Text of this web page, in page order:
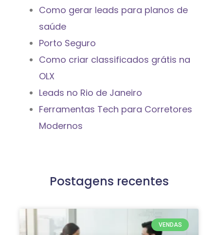
Como gerar leads para planos de
saúde
Porto Seguro
Como criar classificados grátis na
OLX
Leads no Rio de Janeiro
Ferramentas Tech para Corretores
Modernos
Postagens recentes
VENDAS